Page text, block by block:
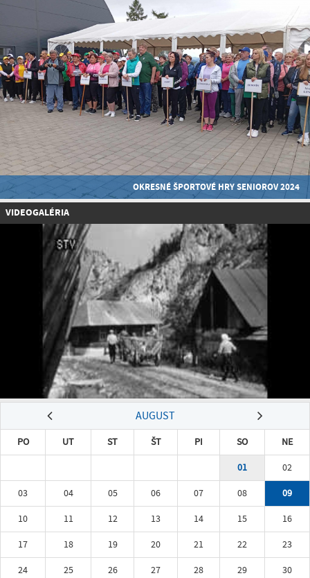
OKRESNÉ ŠPORTOVÉ HRY SENIOROV 2024
VIDEOGALÉRIA
AUGUST
PO UT ST ŠT PI SO
NE
01
02
03
04 05 06 07 08
09
10
11 12 13 14 15
16
17
18 19 20 21 22
23
24
25 26 27 28 29
30